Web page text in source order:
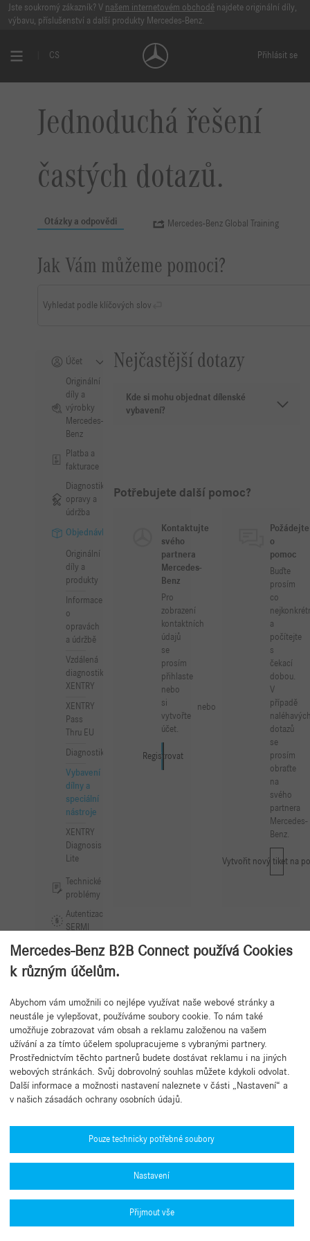
Jste soukromý zákazník? V našem internetovém obchodě najdete originální díly,
výbavu, příslušenství a další produkty Mercedes-Benz.
CS Přihlásit se
Jednoduchá řešení
častých dotazů.
Otázky a odpovědi Mercedes-Benz Global Training
Jak Vám můžeme pomoci?
Vyhledat podle klíčových slov
Účet
Originální
díly a
výrobky
Mercedes-
Benz
Platba a
fakturace
Diagnostika,
opravy a
údržba
Objednávky
Originální
díly a
produkty
Informace
o
opravách
a údržbě
Vzdálená
diagnostika
XENTRY
XENTRY
Pass
Thru EU
Diagnostika
Vybavení
dílny a
speciální
nástroje
XENTRY
Diagnosis
Lite
Technické
problémy
Autentizace
SERMI
Nejčastější dotazy
Kde si mohu objednat dílenské
vybavení?
Potřebujete další pomoc?
Kontaktujte
svého
partnera
Mercedes-
Benz
Pro
zobrazení
kontaktních
údajů
se
prosím
přihlaste
nebo
si
vytvořte
účet.
Přihlásit se
Registrovat
nebo
Požádejte
o
pomoc
Buďte
prosím
co
a
počítejte
s
čekací
dobou.
V
případě
dotazů
se
prosím
obraťte
na
svého
partnera
Mercedes-
Benz.
Vytvořit nový tiket na
Mercedes-Benz B2B Connect používá Cookies
k různým účelům.
Abychom vám umožnili co nejlépe využívat naše webové stránky a
neustále je vylepšovat, používáme soubory cookie. To nám také
umožňuje zobrazovat vám obsah a reklamu založenou na vašem
užívání a za tímto účelem spolupracujeme s vybranými partnery.
Prostřednictvím těchto partnerů budete dostávat reklamu i na jiných
webových stránkách. Svůj dobrovolný souhlas můžete kdykoli odvolat.
Další informace a možnosti nastavení naleznete v části „Nastavení“ a
v našich zásadách ochrany osobních údajů.
Pouze technicky potřebné soubory
Nastavení
Přijmout vše
Zpět na začátek
Potřebujete pomoc?
Mercedes-Benz Global Training
Novinky
Zásady ochrany osobních údajů platformy B2B Connect